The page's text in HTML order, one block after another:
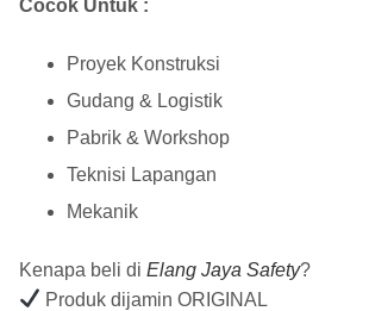
Cocok Untuk :
Proyek Konstruksi
Gudang & Logistik
Pabrik & Workshop
Teknisi Lapangan
Mekanik
Kenapa beli di Elang Jaya Safety?
Produk dijamin ORIGINAL